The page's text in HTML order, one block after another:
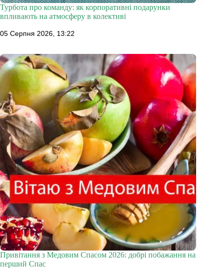
Турбота про команду: як корпоративні подарунки
впливають на атмосферу в колективі
05 Серпня 2026, 13:22
Привітання з Медовим Спасом 2026: добрі побажання на
перший Спас